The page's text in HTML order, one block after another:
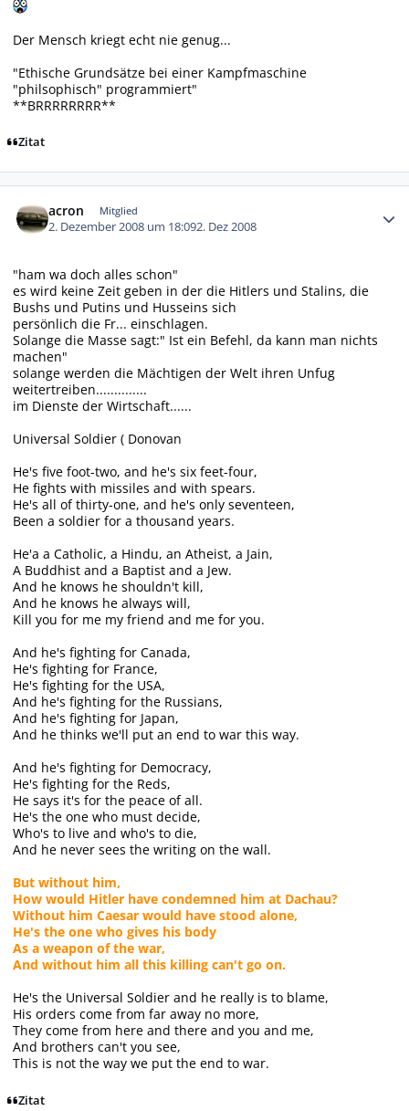
Der Mensch kriegt echt nie genug...
"Ethische Grundsätze bei einer Kampfmaschine
"philsophisch" programmiert"
**BRRRRRRRR**
Zitat
acron Mitglied
2. Dezember 2008 um 18:092. Dez 2008
"ham wa doch alles schon"
es wird keine Zeit geben in der die Hitlers und Stalins, die
Bushs und Putins und Husseins sich
persönlich die Fr... einschlagen.
Solange die Masse sagt:" Ist ein Befehl, da kann man nichts
machen"
solange werden die Mächtigen der Welt ihren Unfug
weitertreiben..............
im Dienste der Wirtschaft......
Universal Soldier ( Donovan
He's five foot-two, and he's six feet-four,
He fights with missiles and with spears.
He's all of thirty-one, and he's only seventeen,
Been a soldier for a thousand years.
He'a a Catholic, a Hindu, an Atheist, a Jain,
A Buddhist and a Baptist and a Jew.
And he knows he shouldn't kill,
And he knows he always will,
Kill you for me my friend and me for you.
And he's fighting for Canada,
He's fighting for France,
He's fighting for the USA,
And he's fighting for the Russians,
And he's fighting for Japan,
And he thinks we'll put an end to war this way.
And he's fighting for Democracy,
He's fighting for the Reds,
He says it's for the peace of all.
He's the one who must decide,
Who's to live and who's to die,
And he never sees the writing on the wall.
But without him,
How would Hitler have condemned him at Dachau?
Without him Caesar would have stood alone,
He's the one who gives his body
As a weapon of the war,
And without him all this killing can't go on.
He's the Universal Soldier and he really is to blame,
His orders come from far away no more,
They come from here and there and you and me,
And brothers can't you see,
This is not the way we put the end to war.
Zitat